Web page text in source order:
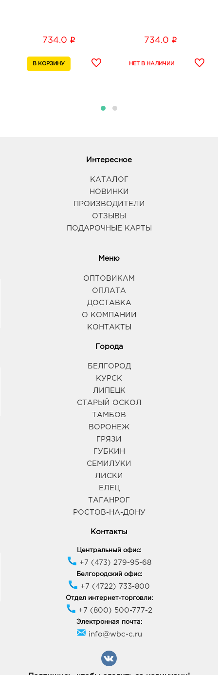
734.0 i 734.0 i
Интересное
КАТАЛОГ
НОВИНКИ
ПРОИЗВОДИТЕЛИ
ОТЗЫВЫ
ПОДАРОЧНЫЕ КАРТЫ
Меню
ОПТОВИКАМ
ОПЛАТА
ДОСТАВКА
О КОМПАНИИ
КОНТАКТЫ
Города
БЕЛГОРОД
КУРСК
ЛИПЕЦК
СТАРЫЙ ОСКОЛ
ТАМБОВ
ВОРОНЕЖ
ГРЯЗИ
ГУБКИН
СЕМИЛУКИ
ЛИСКИ
ЕЛЕЦ
ТАГАНРОГ
РОСТОВ-НА-ДОНУ
Контакты
Центральный офис:
+7 (473) 279-95-68
Белгородский офис:
+7 (4722) 733-800
Отдел интернет-торговли:
+7 (800) 500-777-2
Электронная почта:
info@wbc-c.ru